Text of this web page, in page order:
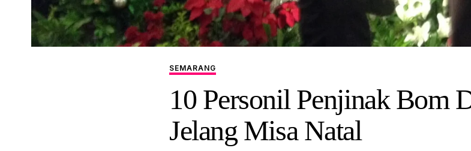
SEMARANG
10 Personil Penjinak Bom
Jelang Misa Natal